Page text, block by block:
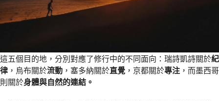
這五個目的地，分別對應了修行中的不同面向：瑞詩凱詩關於紀
律 ，烏布關於流動 ，塞多納關於直覺 ，京都關於專注 ，而墨西哥
則關於身體與自然的連結。